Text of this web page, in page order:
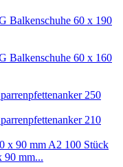
Balkenschuhe 60 x 190
Balkenschuhe 60 x 160
250
210
90 mm...